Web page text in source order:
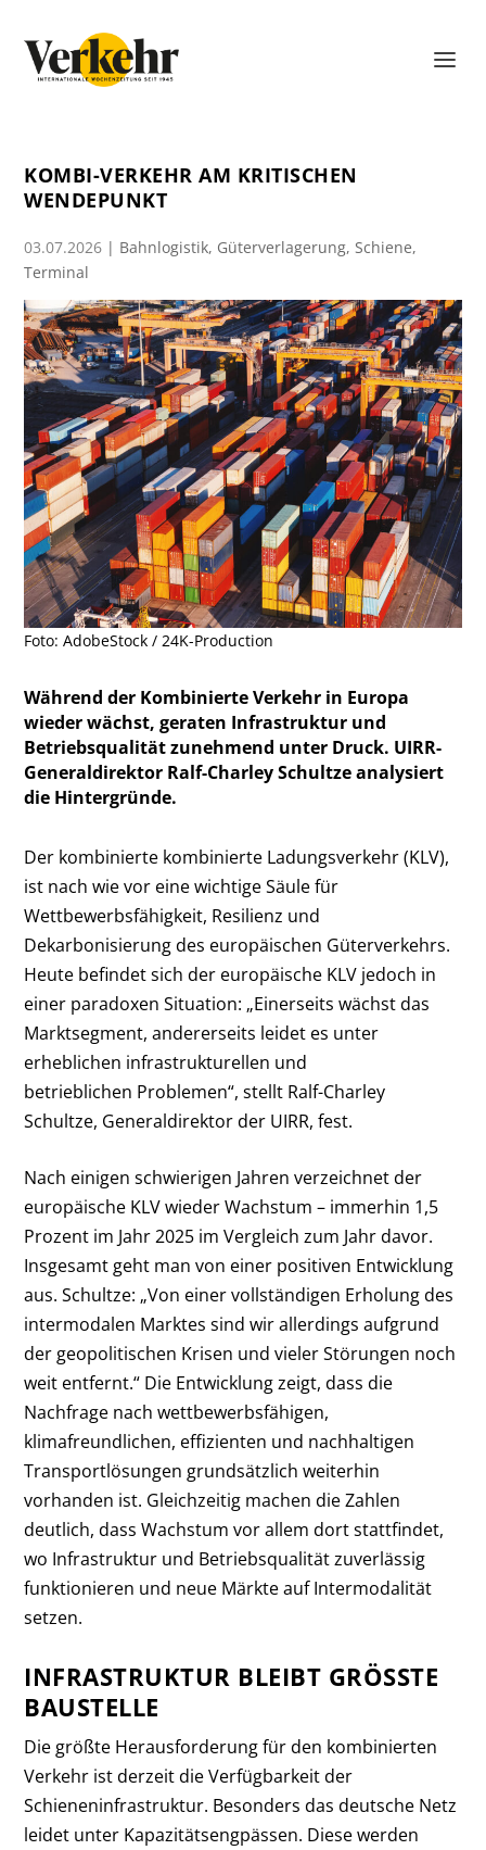
KOMBI-VERKEHR AM KRITISCHEN
WENDEPUNKT
03.07.2026 | Bahnlogistik, Güterverlagerung,Schiene,
Terminal
Foto: AdobeStock / 24K-Production
Während der Kombinierte Verkehr in Europa
wieder wächst, geraten Infrastruktur und
Betriebsqualität zunehmend unter Druck. UIRR-
Generaldirektor Ralf-Charley Schultze analysiert
die Hintergründe.
Der kombinierte kombinierte Ladungsverkehr (KLV),
ist nach wie vor eine wichtige Säule für
Wettbewerbsfähigkeit, Resilienz und
Dekarbonisierung des europäischen Güterverkehrs.
Heute befindet sich der europäische KLV jedoch in
einer paradoxen Situation: „Einerseits wächst das
Marktsegment, andererseits leidet es unter
erheblichen infrastrukturellen und
betrieblichen Problemen“, stellt Ralf-Charley
Schultze, Generaldirektor der UIRR, fest.
Nach einigen schwierigen Jahren verzeichnet der
europäische KLV wieder Wachstum – immerhin 1,5
Prozent im Jahr 2025 im Vergleich zum Jahr davor.
Insgesamt geht man von einer positiven Entwicklung
aus. Schultze: „Von einer vollständigen Erholung des
intermodalen Marktes sind wir allerdings aufgrund
der geopolitischen Krisen und vieler Störungen noch
weit entfernt.“ Die Entwicklung zeigt, dass die
Nachfrage nach wettbewerbsfähigen,
klimafreundlichen, effizienten und nachhaltigen
Transportlösungen grundsätzlich weiterhin
vorhanden ist. Gleichzeitig machen die Zahlen
deutlich, dass Wachstum vor allem dort stattfindet,
wo Infrastruktur und Betriebsqualität zuverlässig
funktionieren und neue Märkte auf Intermodalität
setzen.
INFRASTRUKTUR BLEIBT GRÖSSTE B
AUSTELLE
Die größte Herausforderung für den kombinierten
Verkehr ist derzeit die Verfügbarkeit der
Schieneninfrastruktur. Besonders das deutsche Netz
leidet unter Kapazitätsengpässen. Diese werden